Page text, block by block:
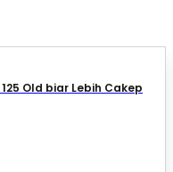
Old biar Lebih Cakep